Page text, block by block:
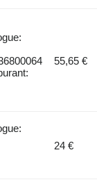
55,65 €
24 €